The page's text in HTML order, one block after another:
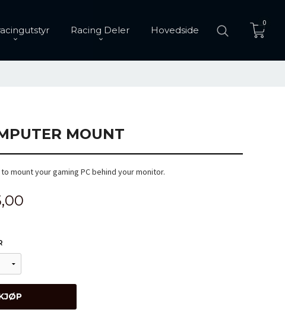
Racing Deler Hovedside
0
MOUNT
mount your gaming PC behind your monitor.